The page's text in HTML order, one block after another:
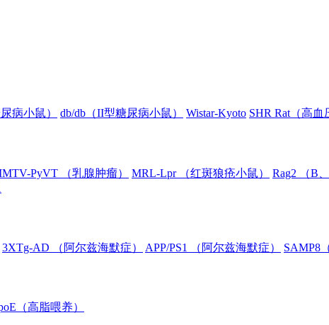
病小鼠） db/db（II型糖尿病小鼠） Wistar-Kyoto SHR Rat（高血
PyVT （乳腺肿瘤） MRL-Lpr （红斑狼疮小鼠） Rag2 （B
3XTg-AD （阿尔兹海默症） APP/PS1 （阿尔兹海默症） SAMP8
（高脂喂养）